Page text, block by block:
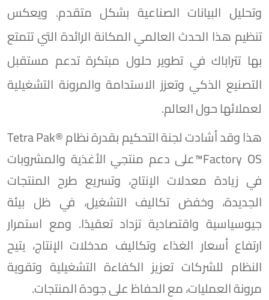
وتحليل البيانات الصناعية بشكل متقدم. ويعكس
تنظيم هذا الحدث العالمي المكانة الرائدة التي تتمتع
بها تتراباك في تطوير حلول مبتكرة تدعم مستقبل
التصنيع الذكي وتعزز الاستدامة والمرونة التشغيلية
لعملائها حول العالم.
هذا وقد أشادت لجنة التحكيم بقدرة نظام Tetra Pak®️
Factory OS™️على دعم منتجي الأغذية والمشروبات
في زيادة معدلات الإنتاج، وتسريع طرح المنتجات
الجديدة، وخفض تكاليف التشغيل، في ظل بيئة
جيوسياسية واقتصادية تزداد تعقيدًا. ومع استمرار
ارتفاع أسعار الغذاء وتكاليف مدخلات الإنتاج، يتيح
النظام للشركات تعزيز الكفاءة التشغيلية وتقوية
مرونة العمليات، مع الحفاظ على جودة المنتجات.